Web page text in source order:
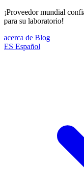
¡Proveedor mundial
para su laboratorio!
acerca de Blog
ES Español